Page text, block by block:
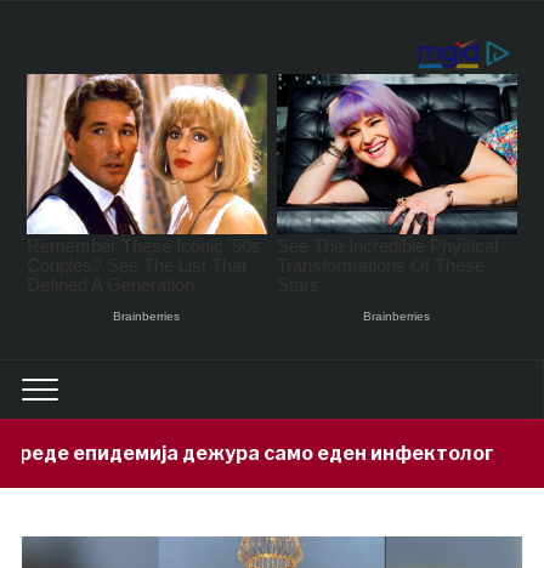
само еден инфектолог 10 hours ago